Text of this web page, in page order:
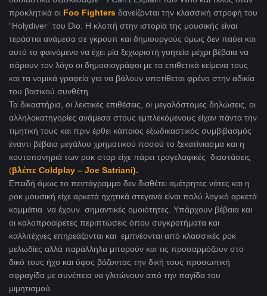
προκλητικά οι Foo Fighters δανείζονται την κλασσική στροφή του
“Holydiver” του Dio. Η κλοπή στην ιστορία της μουσικής είναι
τεράστια ανάμεσα σε γκρουπ και δημιουργούς όμως δεν παύει και
αυτό το φαινόμενο να έχει μία ξεχωριστή γοητεία μέχρι βέβαια να
πάρουν τον λόγο οι δημοσιογράφοι με τα επιθετικά κείμενα τους
και τα νομικά γραφεία για να βάλουν υποτίθεται φρένο στην αδικία
του βασικού συνθέτη.
Τα δικαστήρια, οι λεκτικές επιθέσεις, οι μεγαλόστομες δηλώσεις, οι
αλληλοκατηγορίες ανάμεσα στους εμπλεκόμενους είχαν πάντα την
τιμητική τους και πριν έρθει κάποιος εξωδικαστικός συμβιβασμός
έναντι βέβαια μεγάλου χρηματικού ποσού το ξεκατίνιασμα και η
κουτοπονηριά των ροκ σταρ είχε πάρει τραγελαφικές διαστάσεις
(βλέπε Coldplay – Joe Satriani).
Επειδή όμως το πεντάγραμμο δεν διαθέτει αμέτρητες νότες και η
ροκ μουσική είχε αρκετά ηχητικά στεγανά είναι πολύ λογικό αρκετά
κομμάτια να έχουν σημαντικές ομοιότητες. Υπάρχουν βέβαια και
οι καλοπροαίρετες περιπτώσεις όπου συγκροτήματα και
καλλιτέχνες επηρεάζονται και εμπνέονται από κλασσικές ροκ
μελωδίες αλλά παράλληλα μπορούν και τις προσαρμόζουν στο
δικό τους ήχο και ύφος βάζοντας την δική τους προσωπική
σφραγίδα με συνέπεια να γλιτώνουν από την παγίδα του
μιμητισμού.